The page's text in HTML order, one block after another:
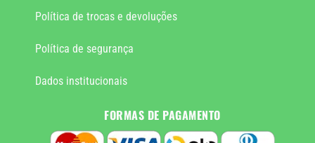
Política de trocas e devoluções
Política de segurança
Dados institucionais
FORMAS DE PAGAMENTO